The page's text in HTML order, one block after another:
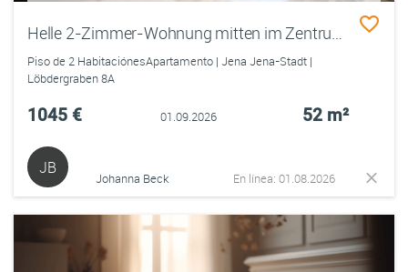
Helle 2-Zimmer-Wohnung mitten im Zentrum von Jena -frei ab 01.09.2026
Piso de 2 HabitaciónesApartamento | Jena Jena-Stadt |
Löbdergraben 8A
1045 € 01.09.2026 52 m²
JB
Johanna Beck En línea: 01.08.2026